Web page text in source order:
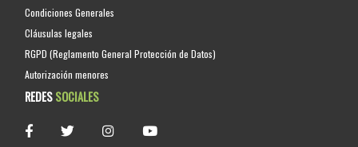
Condiciones Generales
Cláusulas legales
RGPD (Reglamento General Protección de Datos)
Autorización menores
REDESSOCIALES